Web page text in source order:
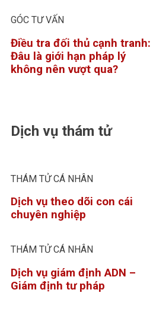
GÓC TƯ VẤN
Điều tra đối thủ cạnh tranh:
Đâu là giới hạn pháp lý
không nên vượt qua?
Dịch vụ thám tử
THÁM TỬ CÁ NHÂN
Dịch vụ theo dõi con cái
chuyên nghiệp
THÁM TỬ CÁ NHÂN
Dịch vụ giám định ADN –
Giám định tư pháp